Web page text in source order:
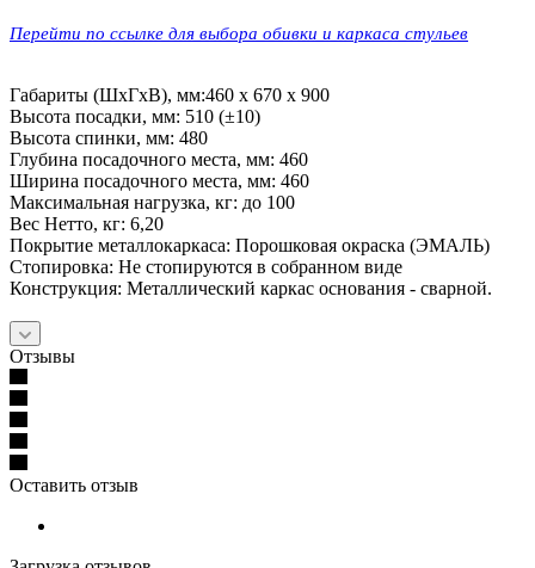
Перейти по ссылке для выбора обивки и каркаса стульев
Габариты (ШхГхB), мм:460 х 670 х 900
Высота посадки, мм: 510 (±10)
Высота спинки, мм: 480
Глубина посадочного места, мм: 460
Ширина посадочного места, мм: 460
Максимальная нагрузка, кг: до 100
Вес Нетто, кг: 6,20
Покрытие металлокаркаса: Порошковая окраска (ЭМАЛЬ)
Стопировка: Не стопируются в собранном виде
Конструкция: Металлический каркас основания - сварной.
Отзывы
Оставить отзыв